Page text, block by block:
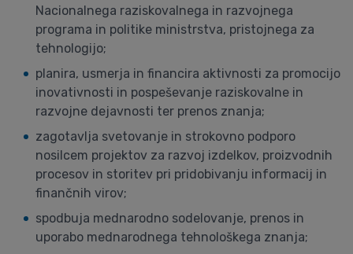
Nacionalnega raziskovalnega in razvojnega
programa in politike ministrstva, pristojnega za
tehnologijo;
planira, usmerja in financira aktivnosti za promocijo
inovativnosti in pospeševanje raziskovalne in
razvojne dejavnosti ter prenos znanja;
zagotavlja svetovanje in strokovno podporo
nosilcem projektov za razvoj izdelkov, proizvodnih
procesov in storitev pri pridobivanju informacij in
finančnih virov;
spodbuja mednarodno sodelovanje, prenos in
uporabo mednarodnega tehnološkega znanja;